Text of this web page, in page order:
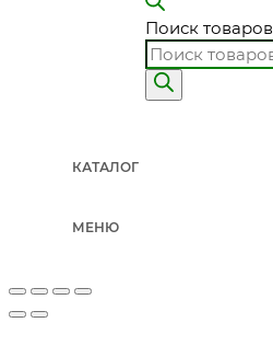
Поиск товаров
КАТАЛОГ
МЕНЮ